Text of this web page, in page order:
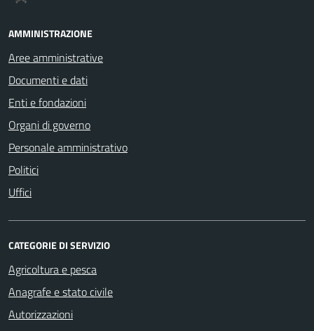
AMMINISTRAZIONE
Aree amministrative
Documenti e dati
Enti e fondazioni
Organi di governo
Personale amministrativo
Politici
Uffici
CATEGORIE DI SERVIZIO
Agricoltura e pesca
Anagrafe e stato civile
Autorizzazioni